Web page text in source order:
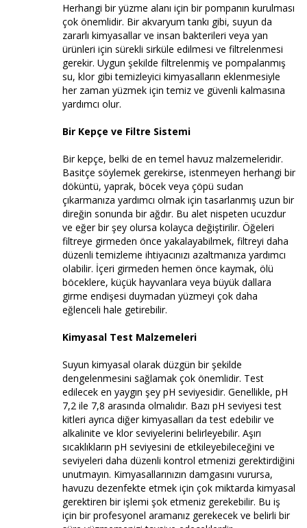
Herhangi bir yüzme alanı için bir pompanın kurulması
çok önemlidir. Bir akvaryum tankı gibi, suyun da
zararlı kimyasallar ve insan bakterileri veya yan
ürünleri için sürekli sirküle edilmesi ve filtrelenmesi
gerekir. Uygun şekilde filtrelenmiş ve pompalanmış
su, klor gibi temizleyici kimyasalların eklenmesiyle
her zaman yüzmek için temiz ve güvenli kalmasına
yardımcı olur.
Bir Kepçe ve Filtre Sistemi
Bir kepçe, belki de en temel havuz malzemeleridir.
Basitçe söylemek gerekirse, istenmeyen herhangi bir
döküntü, yaprak, böcek veya çöpü sudan
çıkarmanıza yardımcı olmak için tasarlanmış uzun bir
direğin sonunda bir ağdır. Bu alet nispeten ucuzdur
ve eğer bir şey olursa kolayca değiştirilir. Öğeleri
filtreye girmeden önce yakalayabilmek, filtreyi daha
düzenli temizleme ihtiyacınızı azaltmanıza yardımcı
olabilir. İçeri girmeden hemen önce kaymak, ölü
böceklere, küçük hayvanlara veya büyük dallara
girme endişesi duymadan yüzmeyi çok daha
eğlenceli hale getirebilir.
Kimyasal Test Malzemeleri
Suyun kimyasal olarak düzgün bir şekilde
dengelenmesini sağlamak çok önemlidir. Test
edilecek en yaygın şey pH seviyesidir. Genellikle, pH
7,2 ile 7,8 arasında olmalıdır. Bazı pH seviyesi test
kitleri ayrıca diğer kimyasalları da test edebilir ve
alkalinite ve klor seviyelerini belirleyebilir. Aşırı
sıcaklıkların pH seviyesini de etkileyebileceğini ve
seviyeleri daha düzenli kontrol etmenizi gerektirdiğini
unutmayın. Kimyasallarınızın damgasını vurursa,
havuzu dezenfekte etmek için çok miktarda kimyasal
gerektiren bir işlemi şok etmeniz gerekebilir. Bu iş
için bir profesyonel aramanız gerekecek ve belirli bir